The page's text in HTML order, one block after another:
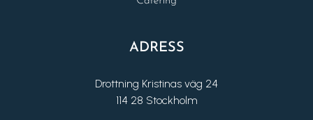
ADRESS
Drottning Kristinas väg 24
114 28 Stockholm